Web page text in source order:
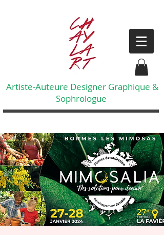
Artiste-Auteure Designer Graphique &
Sophrologue